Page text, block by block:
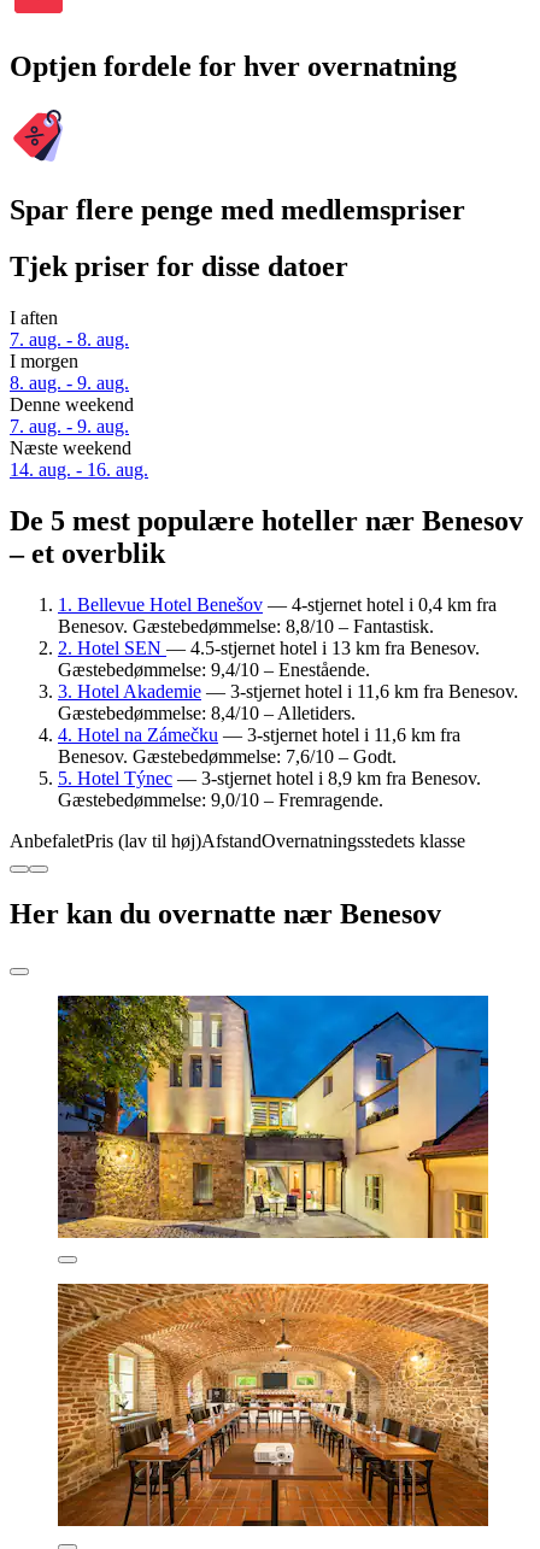
Optjen fordele for hver overnatning
Spar flere penge med medlemspriser
Tjek priser for disse datoer
I aften
7. aug. - 8. aug.
I morgen
8. aug. - 9. aug.
Denne weekend
7. aug. - 9. aug.
Næste weekend
14. aug. - 16. aug.
De 5 mest populære hoteller nær Benesov
– et overblik
1. Bellevue Hotel Benešov — 4-stjernet hotel i 0,4 km fra
Benesov. Gæstebedømmelse: 8,8/10 – Fantastisk.
2. Hotel SEN — 4.5-stjernet hotel i 13 km fra Benesov.
Gæstebedømmelse: 9,4/10 – Enestående.
3. Hotel Akademie — 3-stjernet hotel i 11,6 km fra Benesov.
Gæstebedømmelse: 8,4/10 – Alletiders.
4. Hotel na Zámečku — 3-stjernet hotel i 11,6 km fra
Benesov. Gæstebedømmelse: 7,6/10 – Godt.
5. Hotel Týnec — 3-stjernet hotel i 8,9 km fra Benesov.
Gæstebedømmelse: 9,0/10 – Fremragende.
AnbefaletPris (lav til høj)AfstandOvernatningsstedets klasse
Her kan du overnatte nær Benesov